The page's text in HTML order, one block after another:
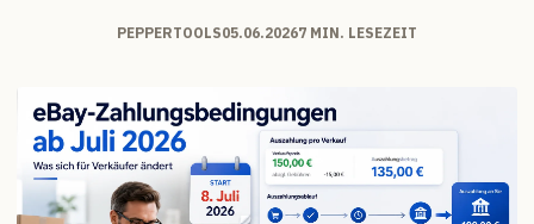
PEPPERTOOLS05.06.20267 MIN. LESEZEIT